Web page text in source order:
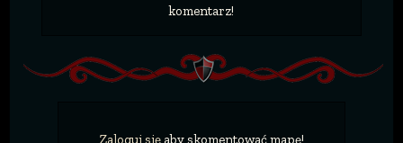
komentarz!
Zaloguj sięaby skomentować mapę!